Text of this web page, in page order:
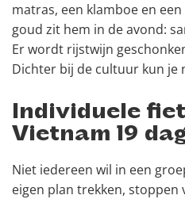
matras, een klamboe en
goud zit hem in de avond:
Er wordt rijstwijn
Dichter bij de cultuur kun je
Individuele
Vietnam 19
Niet iedereen wil in een
eigen plan trekken,